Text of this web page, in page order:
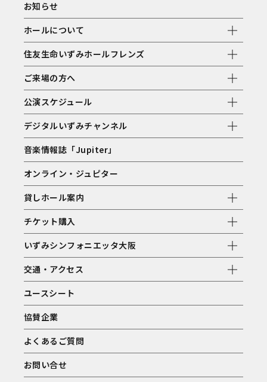
お知らせ
ホールについて
住友生命いずみホールフレンズ
ご来場の方へ
公演スケジュール
デジタルいずみチャンネル
音楽情報誌「Jupiter」
オンライン・ジュピター
貸しホール案内
チケット購入
いずみシンフォニエッタ大阪
交通・アクセス
ユースシート
協賛企業
よくあるご質問
お問い合せ